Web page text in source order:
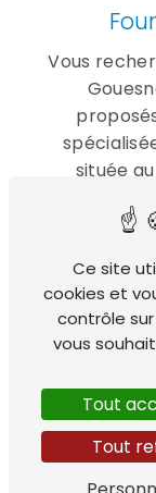
Vous
située
Un four
moderne
cuisson
ventilation
façon
garantit
Les
Ce site
cookies et
contrôle
vous
Tout
Tout